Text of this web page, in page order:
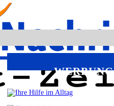
WERBUNG